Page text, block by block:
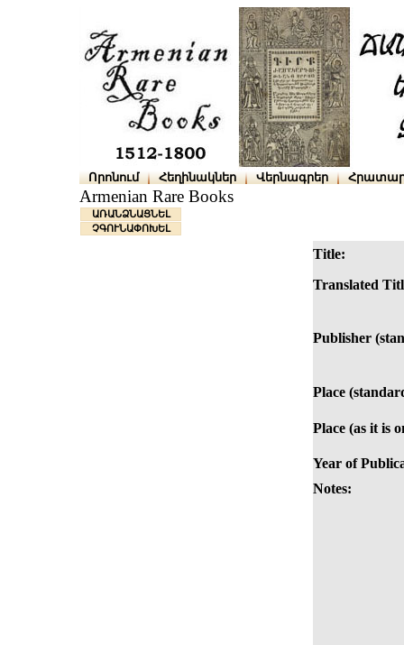
Որոնում Հեղինակներ Վերնագրեր
Armenian Rare Books
ԱՌԱՆՁՆԱՑՆԵԼ
ՉԳՈՒՆԱՓՈԽԵԼ
Title:
Translated
Publisher
Place
Place (as it is
Year of
Notes: